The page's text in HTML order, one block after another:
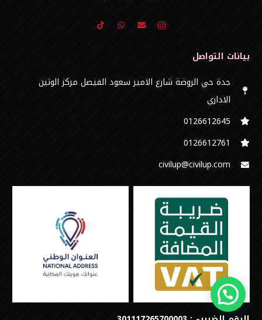
بيانات التواصل
جدة حي الروضة شارع الامير سعود الفيصل مركز الوتين
الاداري
0126612645‬
‭0126612761
civilup@civilup.com